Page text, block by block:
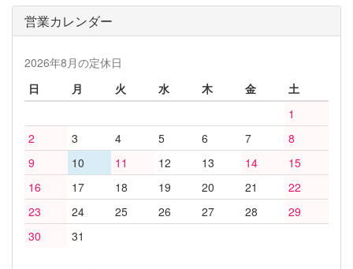
営業カレンダー
2026年8月の定休日
日
月 火 水 木 金
土
1
2
3 4 5 6 7
8
9
10 11 12 13 14
15
16
17 18 19 20 21
22
23
24 25 26 27 28
29
30
31